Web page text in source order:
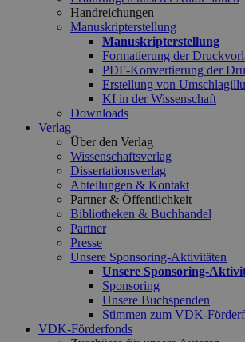
Handreichungen
Manuskripterstellung
Manuskripterstellung
Formatierung der
PDF-Konvertierung der
Erstellung von
KI in der Wissenschaft
Downloads
Verlag
Über den Verlag
Wissenschaftsverlag
Dissertationsverlag
Abteilungen & Kontakt
Partner & Öffentlichkeit
Bibliotheken & Buchhandel
Partner
Presse
Unsere Sponsoring-Aktivitäten
Unsere Sponsoring-
Sponsoring
Unsere Buchspenden
Stimmen zum VDK-
VDK-Förderfonds